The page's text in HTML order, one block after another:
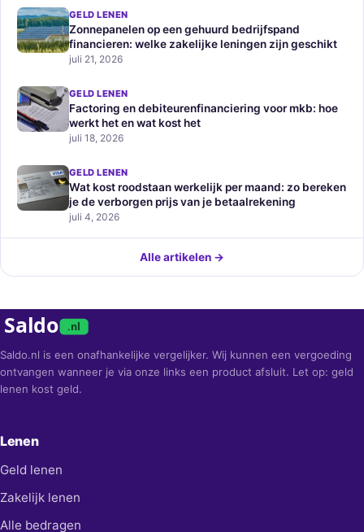
GELD LENEN
Zonnepanelen op een gehuurd bedrijfspand
financieren: welke zakelijke leningen zijn geschikt
juli 21, 2026
GELD LENEN
Factoring en debiteurenfinanciering voor mkb: hoe
werkt het en wat kost het
juli 18, 2026
GELD LENEN
Wat kost roodstaan werkelijk per maand: zo bereken
je de verborgen prijs van je betaalrekening
juli 4, 2026
Alle artikelen →
Saldo .nl
Saldo.nl is een onafhankelijke vergelijker. Wij kunnen een vergoeding
ontvangen wanneer je via onze links een product afsluit. Let op: geld
lenen kost geld.
Lenen
Geld lenen
Zakelijk lenen
Alle bedragen